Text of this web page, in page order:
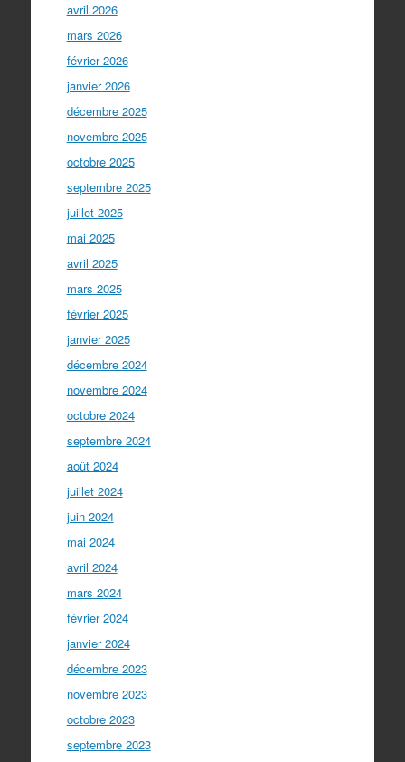
avril 2026
mars 2026
février 2026
janvier 2026
décembre 2025
novembre 2025
octobre 2025
septembre 2025
juillet 2025
mai 2025
avril 2025
mars 2025
février 2025
janvier 2025
décembre 2024
novembre 2024
octobre 2024
septembre 2024
août 2024
juillet 2024
juin 2024
mai 2024
avril 2024
mars 2024
février 2024
janvier 2024
décembre 2023
novembre 2023
octobre 2023
septembre 2023